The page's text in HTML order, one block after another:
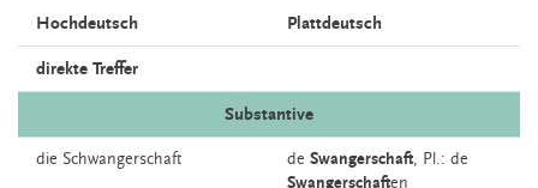
Hochdeutsch Plattdeutsch
direkte Treffer
Substantive
die Schwangerschaft de Swangerschaft, Pl.: de
Swangerschaften